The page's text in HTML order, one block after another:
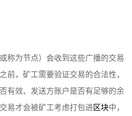
称为节点）会收到这些广播的交易
前，矿工需要验证交易的合法性，
有效、发送方账户是否有足够的余
易才会被矿工考虑打包进 区块中，